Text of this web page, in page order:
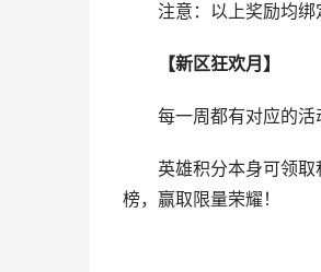
注意：以上奖励均绑
【新区狂欢月】
每一周都有对应的活
英雄积分本身可领
榜，赢取限量荣耀！